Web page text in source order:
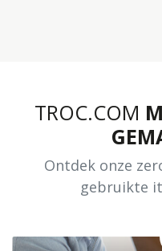
TROC.COM
Ontdek onze
gebruikte